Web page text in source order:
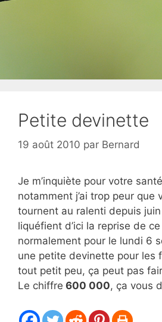
Petite devinette
19 août 2010 par Bernard
Je m’inquiète pour votre
notamment j’ai trop peur que
tournent au ralenti depuis
liquéfient d’ici la reprise de
normalement pour le lundi 6
une petite devinette pour les
tout petit peu, ça peut pas
Le chiffre 600 000, ça vous